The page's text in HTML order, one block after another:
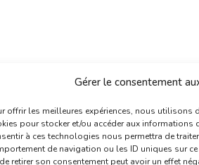
Gérer le consentement
offrir les meilleures expériences, nous utilisons
pour stocker et/ou accéder aux informations
à ces technologies nous permettra de
de navigation ou les ID uniques sur
retirer son consentement peut avoir un effet